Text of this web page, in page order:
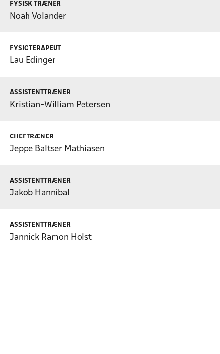
FYSISK TRÆNER
Noah Volander
FYSIOTERAPEUT
Lau Edinger
ASSISTENTTRÆNER
Kristian-William Petersen
CHEFTRÆNER
Jeppe Baltser Mathiasen
ASSISTENTTRÆNER
Jakob Hannibal
ASSISTENTTRÆNER
Jannick Ramon Holst